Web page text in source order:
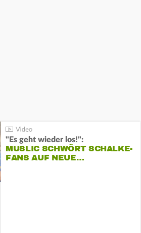
"Es geht wieder los!":
MUSLIC SCHWÖRT SCHALKE-
FANS AUF NEUE…